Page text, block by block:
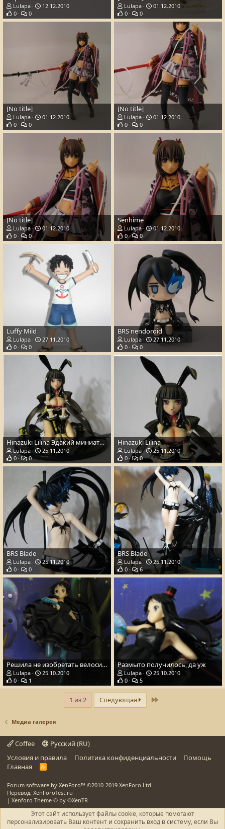
Lulapa
12.12.2010
0
0
Lulapa
01.12.2010
0
0
[No title]
Lulapa
01.12.2010
0
0
[No title]
Lulapa
01.12.2010
0
0
[No title]
Lulapa
01.12.2010
0
0
Senhime
Lulapa
01.12.2010
0
0
Luffy Mild
Lulapa
27.11.2010
0
0
BRS nendoroid
Lulapa
27.11.2010
0
0
Hinazuki Lilina Эдакий миниатюрный кроль ^^
Lulapa
25.11.2010
0
0
Hinazuki Lilina
Lulapa
25.11.2010
0
0
BRS Blade
Lulapa
25.11.2010
0
0
BRS Blade
Lulapa
25.11.2010
0
6
Решила не изобретать велосипед и сфоткать на фоне &quot;сказочного леса&quot;
Lulapa
25.10.2010
0
1
Размыто получилось, да уж
Lulapa
25.10.2010
0
5
1 из 2 Следующая Последний
Медиа галерея
Coffee
Русский (RU)
Условия и правила
Политика конфиденциальности
Помощь
Главная
R
Forum software by XenForo™ ©2010-2019 XenForo Ltd.
Перевод: XenForoTest.ru
| Xenforo Theme © by ©XenTR
Этот сайт использует файлы cookie, которые помогают
персонализировать Ваш контент и сохранить вход в систему, если Вы